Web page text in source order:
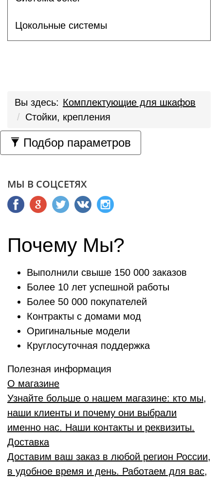
Цокольные системы
Вы здесь: Комплектующие для шкафов
Стойки, крепления
Подбор параметров
МЫ В СОЦСЕТЯХ
Почему Мы?
Выполнили свыше 150 000 заказов
Более 10 лет успешной работы
Более 50 000 покупателей
Контракты с домами мод
Оригинальные модели
Круглосуточная поддержка
Полезная информация
О магазине
Узнайте больше о нашем магазине: кто мы,
наши клиенты и почему они выбрали
именно нас. Наши контакты и реквизиты.
Доставка
Доставим ваш заказ в любой регион России,
в удобное время и день. Работаем для вас,